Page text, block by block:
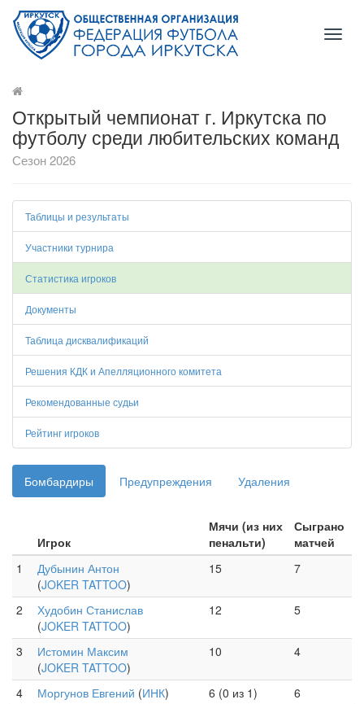
Открытый чемпионат г. Иркутска по
футболу среди любительских команд
Сезон 2026
Таблицы и результаты
Участники турнира
Статистика игроков
Документы
Таблица дисквалификаций
Решения КДК и Апелляционного комитета
Рекомендованные судьи
Рейтинг игроков
Бомбардиры Предупреждения Удаления
Игрок
Мячи (из них
пенальти)
Сыграно
матчей
1
Дубынин Антон
(JOKER TATTOO)
15 7
2
Худобин Станислав
(JOKER TATTOO)
12 5
3
Истомин Максим
(JOKER TATTOO)
10 4
4 Моргунов Евгений (ИНК) 6 (0 из 1)
6